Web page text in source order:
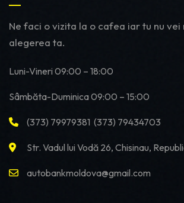
Ne faci o vizita la o cafea iar tu nu
alegerea ta.
Luni-Vineri 09:00 – 18:00
Sâmbăta-Duminica 09:00 – 15:00
(373) 79979381 (373) 79434703
Str. Vadul lui Vodă 26, Chisinau,
autobankmoldova@gmail.com